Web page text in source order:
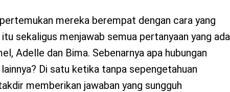
mereka berempat dengan cara yang
sekaligus menjawab semua pertanyaan yang ada
Adelle dan Bima. Sebenarnya apa hubungan
Di satu ketika tanpa sepengetahuan
memberikan jawaban yang sungguh